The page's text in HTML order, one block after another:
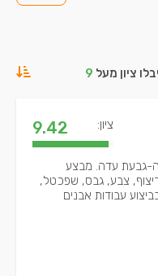
ציון מעל 9
ציון: 9.42
גבעת עדה. מבצע
ריצוף, צבע, גבס, שפכטל,
עבודות אבנים